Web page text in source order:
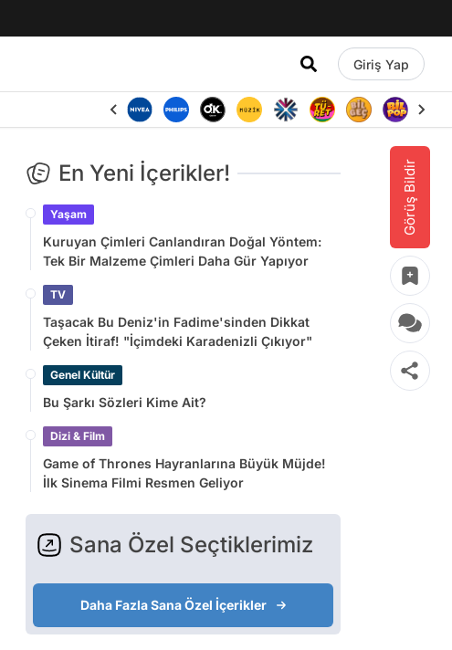
Giriş Yap
Görüş Bildir
En Yeni İçerikler!
Yaşam
Kuruyan Çimleri Canlandıran Doğal Yöntem:
Tek Bir Malzeme Çimleri Daha Gür Yapıyor
TV
Taşacak Bu Deniz'in Fadime'sinden Dikkat
Çeken İtiraf! "İçimdeki Karadenizli Çıkıyor"
Genel Kültür
Bu Şarkı Sözleri Kime Ait?
Dizi & Film
Game of Thrones Hayranlarına Büyük Müjde!
İlk Sinema Filmi Resmen Geliyor
Sana Özel Seçtiklerimiz
Daha Fazla Sana Özel İçerikler